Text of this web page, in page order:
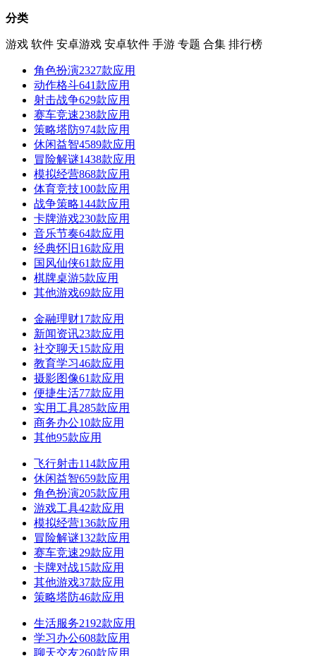
分类
游戏 软件 安卓游戏 安卓软件 手游 专题 合集 排行榜
角色扮演2327款应用
动作格斗641款应用
射击战争629款应用
赛车竞速238款应用
策略塔防974款应用
休闲益智4589款应用
冒险解谜1438款应用
模拟经营868款应用
体育竞技100款应用
战争策略144款应用
卡牌游戏230款应用
音乐节奏64款应用
经典怀旧 16款应用
国风仙侠61款应用
棋牌桌游5款应用
其他游戏69款应用
金融理财17款应用
新闻资讯23款应用
社交聊天15款应用
教育学习46款应用
摄影图像61款应用
便捷生活77款应用
实用工具285款应用
商务办公10款应用
其他95款应用
飞行射击114款应用
休闲益智659款应用
角色扮演205款应用
游戏工具42款应用
模拟经营136款应用
冒险解谜132款应用
赛车竞速29款应用
卡牌对战15款应用
其他游戏37款应用
策略塔防46款应用
生活服务2192款应用
学习办公608款应用
聊天交友260款应用